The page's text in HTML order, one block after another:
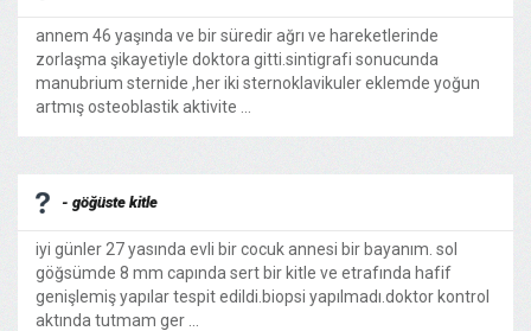
annem 46 yaşında ve bir süredir ağrı ve hareketlerinde
zorlaşma şikayetiyle doktora gitti.sintigrafi sonucunda
manubrium sternide ,her iki sternoklavikuler eklemde yoğun
artmış osteoblastik aktivite ...
- göğüste kitle
iyi günler 27 yasında evli bir cocuk annesi bir bayanım. sol
göğsümde 8 mm capında sert bir kitle ve etrafında hafif
genişlemiş yapılar tespit edildi.biopsi yapılmadı.doktor kontrol
aktında tutmam ger ...